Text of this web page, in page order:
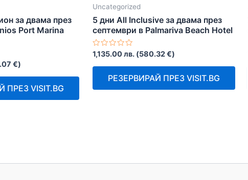
за двама през
Port Marina
€)
ПРЕЗ VISIT.BG
Uncategorized
5 дни All Inclusive за двама през
септември в Palmariva Beach Hotel
Оценено
с
0
1,135.00лв. (580.32€)
РЕЗЕРВИРАЙ ПРЕЗ VISIT.BG